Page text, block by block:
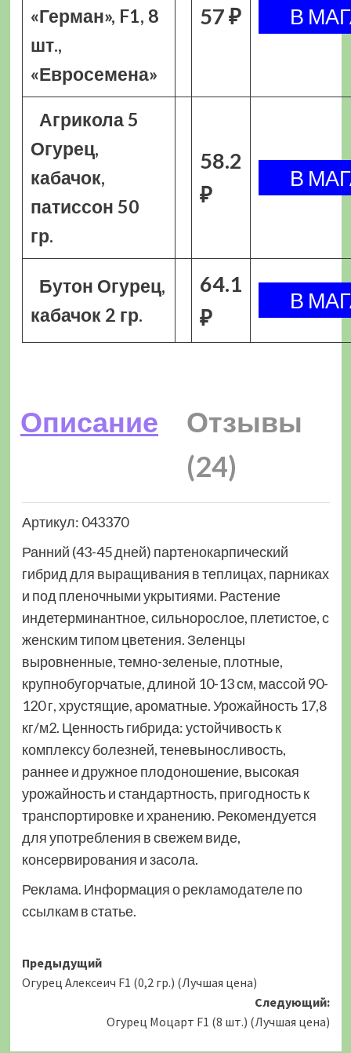
«Герман», F1, 8
шт.,
«Евросемена»
57 ₽
Агрикола 5
Огурец,
кабачок,
патиссон 50
гр.
58.2
₽
Бутон Огурец,
кабачок 2 гр.
64.1
₽
Описание
Отзывы
(24)
Артикул: 043370
Ранний (43-45 дней) партенокарпический
гибрид для выращивания в теплицах, парниках
и под пленочными укрытиями. Растение
индетерминантное, сильнорослое, плетистое, с
женским типом цветения. Зеленцы
выровненные, темно-зеленые, плотные,
крупнобугорчатые, длиной 10-13 см, массой 90-
120 г, хрустящие, ароматные. Урожайность 17,8
кг/м2. Ценность гибрида: устойчивость к
комплексу болезней, теневыносливость,
раннее и дружное плодоношение, высокая
урожайность и стандартность, пригодность к
транспортировке и хранению. Рекомендуется
для употребления в свежем виде,
консервирования и засола.
Реклама. Информация о рекламодателе по
ссылкам в статье.
Навигация
записи
Предыдущий
Огурец Алексеич F1 (0,2 гр.) (Лучшая цена)
Следующий:
Огурец Моцарт F1 (8 шт.) (Лучшая цена)